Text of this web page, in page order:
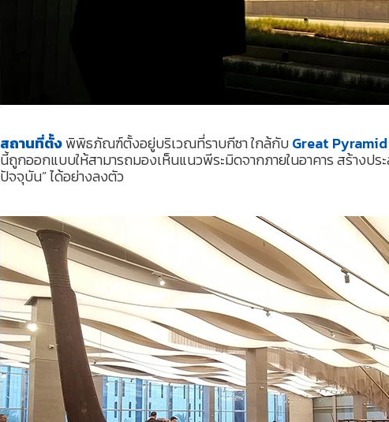
สถานที่ตั้งพิพิธภัณฑ์ตั้งอยู่บริเวณที่ราบกีซา ใกล้กับGreat
นี้ถูกออกแบบให้สามารถมองเห็นแนวพีระมิดจากภายในอาคาร สร้างปร
ปัจจุบัน” ได้อย่างลงตัว